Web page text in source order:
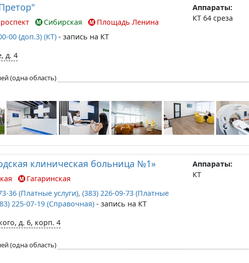
Сибирская
Площадь Ленина
00 (доп.3) (КТ) - запись на КТ
д. 4
Аппараты:
КТ 64 среза
(одна область)
клиническая больница №1»
Гагаринская
36 (Платные услуги), (383) 226-09-73 (Платные
225-07-19 (Справочная) - запись на КТ
д. 6, корп. 4
Аппараты:
КТ
(одна область)